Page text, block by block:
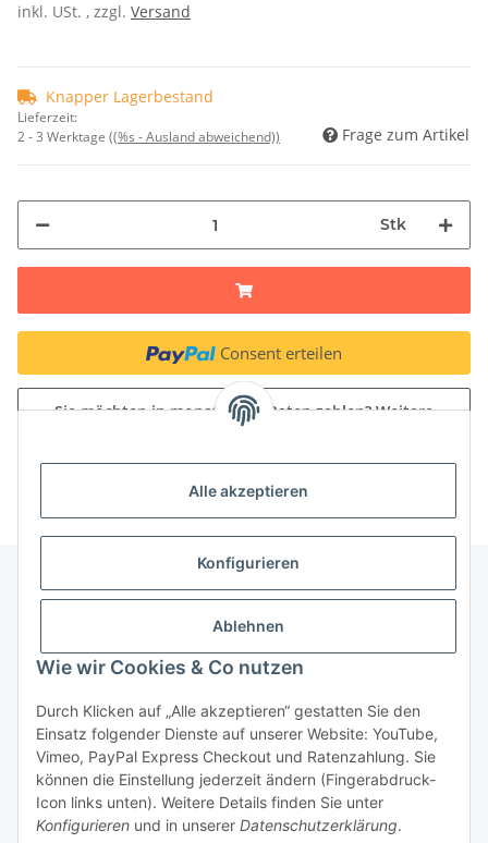
Alle akzeptieren
Konfigurieren
Ablehnen
Wie wir Cookies & Co nutzen
Durch Klicken auf „Alle akzeptieren“ gestatten Sie den
Einsatz folgender Dienste auf unserer Website: YouTube,
Vimeo, PayPal Express Checkout und Ratenzahlung. Sie
können die Einstellung jederzeit ändern (Fingerabdruck-
Icon links unten). Weitere Details finden Sie unter
Konfigurieren und in unserer Datenschutzerklärung.
inkl. USt. , zzgl. Versand
Knapper Lagerbestand
Lieferzeit:
2 - 3 Werktage ((%s - Ausland abweichend)) Frage zum Artikel
Stk
Consent erteilen
Sie möchten in monatlichen Raten zahlen?Weitere
Informationen
Gesetzliche Informationen
Vertrag widerrufen